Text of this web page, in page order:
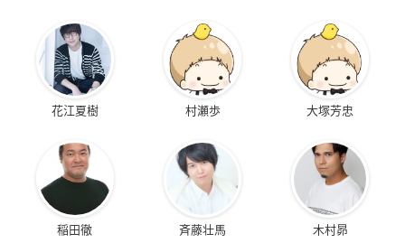
花江夏樹 村瀬歩 大塚芳忠
稲田徹 斉藤壮馬 木村昴